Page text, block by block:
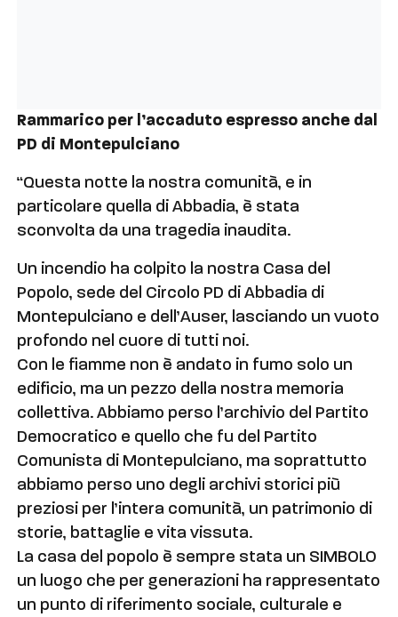
Rammarico per l’accaduto espresso anche dal
PD di Montepulciano
“Questa notte la nostra comunità, e in
particolare quella di Abbadia, è stata
sconvolta da una tragedia inaudita.
Un incendio ha colpito la nostra Casa del
Popolo, sede del Circolo PD di Abbadia di
Montepulciano e dell’Auser, lasciando un vuoto
profondo nel cuore di tutti noi.
Con le fiamme non è andato in fumo solo un
edificio, ma un pezzo della nostra memoria
collettiva. Abbiamo perso l’archivio del Partito
Democratico e quello che fu del Partito
Comunista di Montepulciano, ma soprattutto
abbiamo perso uno degli archivi storici più
preziosi per l’intera comunità, un patrimonio di
storie, battaglie e vita vissuta.
La casa del popolo è sempre stata un SIMBOLO
un luogo che per generazioni ha rappresentato
un punto di riferimento sociale, culturale e